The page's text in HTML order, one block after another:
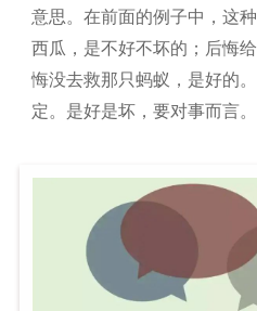
意思。在前面的例子中，这
西瓜，是不好不坏的；后悔
悔没去救那只蚂蚁，是好的
定。是好是坏，要对事而言。